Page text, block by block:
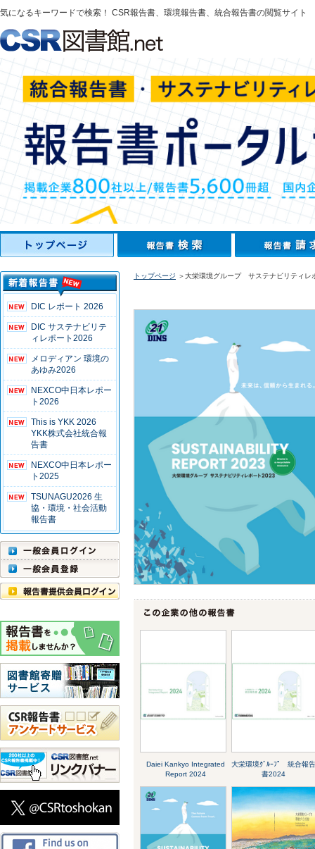
気になるキーワードで検索！ CSR報告書、環境報告書、統合報告書の閲覧サイト
DIC レポート 2026
DIC サステナビリテ
ィレポート2026
メロディアン 環境の
あゆみ2026
NEXCO中日本レポー
ト2026
This is YKK 2026
YKK株式会社統合報
告書
NEXCO中日本レポー
ト2025
TSUNAGU2026 生
協・環境・社会活動
報告書
トップページ ＞大栄環境グループ サステナビリティレ
Daiei Kankyo Integrated
Report 2024
大栄環境ｸﾞﾙｰﾌﾟ 統合報
書2024